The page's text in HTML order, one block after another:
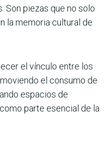
Son piezas que no solo
la memoria cultural de
el vínculo entre los
el consumo de
espacios de
parte esencial de la